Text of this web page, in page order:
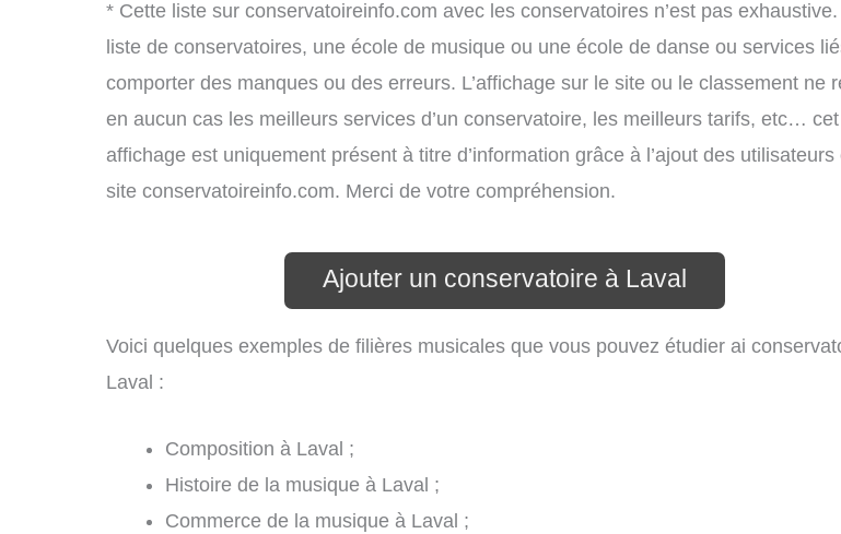
* Cette liste sur conservatoireinfo.com avec les conservatoires n’est pas
liste de conservatoires, une école de musique ou une école de danse ou services
comporter des manques ou des erreurs. L’affichage sur le site ou le classement ne
en aucun cas les meilleurs services d’un conservatoire, les meilleurs tarifs, etc… cet
affichage est uniquement présent à titre d’information grâce à l’ajout des utilisateurs
site conservatoireinfo.com. Merci de votre compréhension.
Ajouter un conservatoire à Laval
Voici quelques exemples de filières musicales que vous pouvez étudier ai
Laval :
Composition à Laval ;
Histoire de la musique à Laval ;
Commerce de la musique à Laval ;